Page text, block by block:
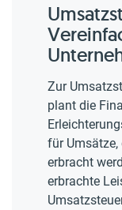
Zur
plant die
für Umsätze,
erbracht
erbrachte